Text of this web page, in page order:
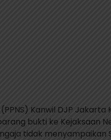
Kanwil DJP
bukti ke Kejaksaan
tidak menyampaikan